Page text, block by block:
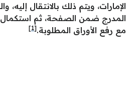
الإمارات، ويتم ذلك بالانتقال إليه،
المدرج ضمن الصفحة، ثم
مع رفع الأوراق المطلوبة.[1]